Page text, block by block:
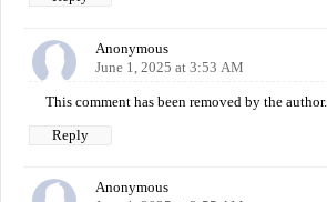
Anonymous
June 1, 2025 at 3:53 AM
This comment has been removed by the author.
Reply
Anonymous